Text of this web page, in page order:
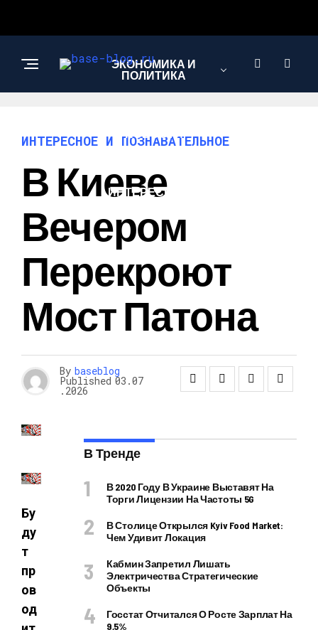
ЭКОНОМИКА И
ПОЛИТИКА
НОВОСТИ
ИНТЕРЕСНОЕ И
ИНТЕРЕСНОЕ И ПОЗНАВАТЕЛЬНОЕ
В Киеве
Вечером
Перекроют
Мост Патона
By baseblog
Published 03.07
.2026
Бу
ду
т
пр
ов
од
В Тренде
В 2020 Году В Украине Выставят На
Торги Лицензии На Частоты 5G
В Столице Открылся Kyiv Food Market:
Чем Удивит Локация
Кабмин Запретил Лишать
Электричества Стратегические
Объекты
Госстат Отчитался О Росте Зарплат На
9,5%